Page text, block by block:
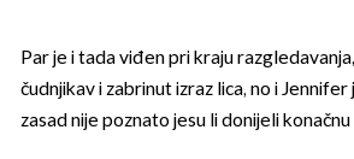
Par je i tada viđen pri kraju
čudnjikav i zabrinut izraz lica, no i
zasad nije poznato jesu li donijeli